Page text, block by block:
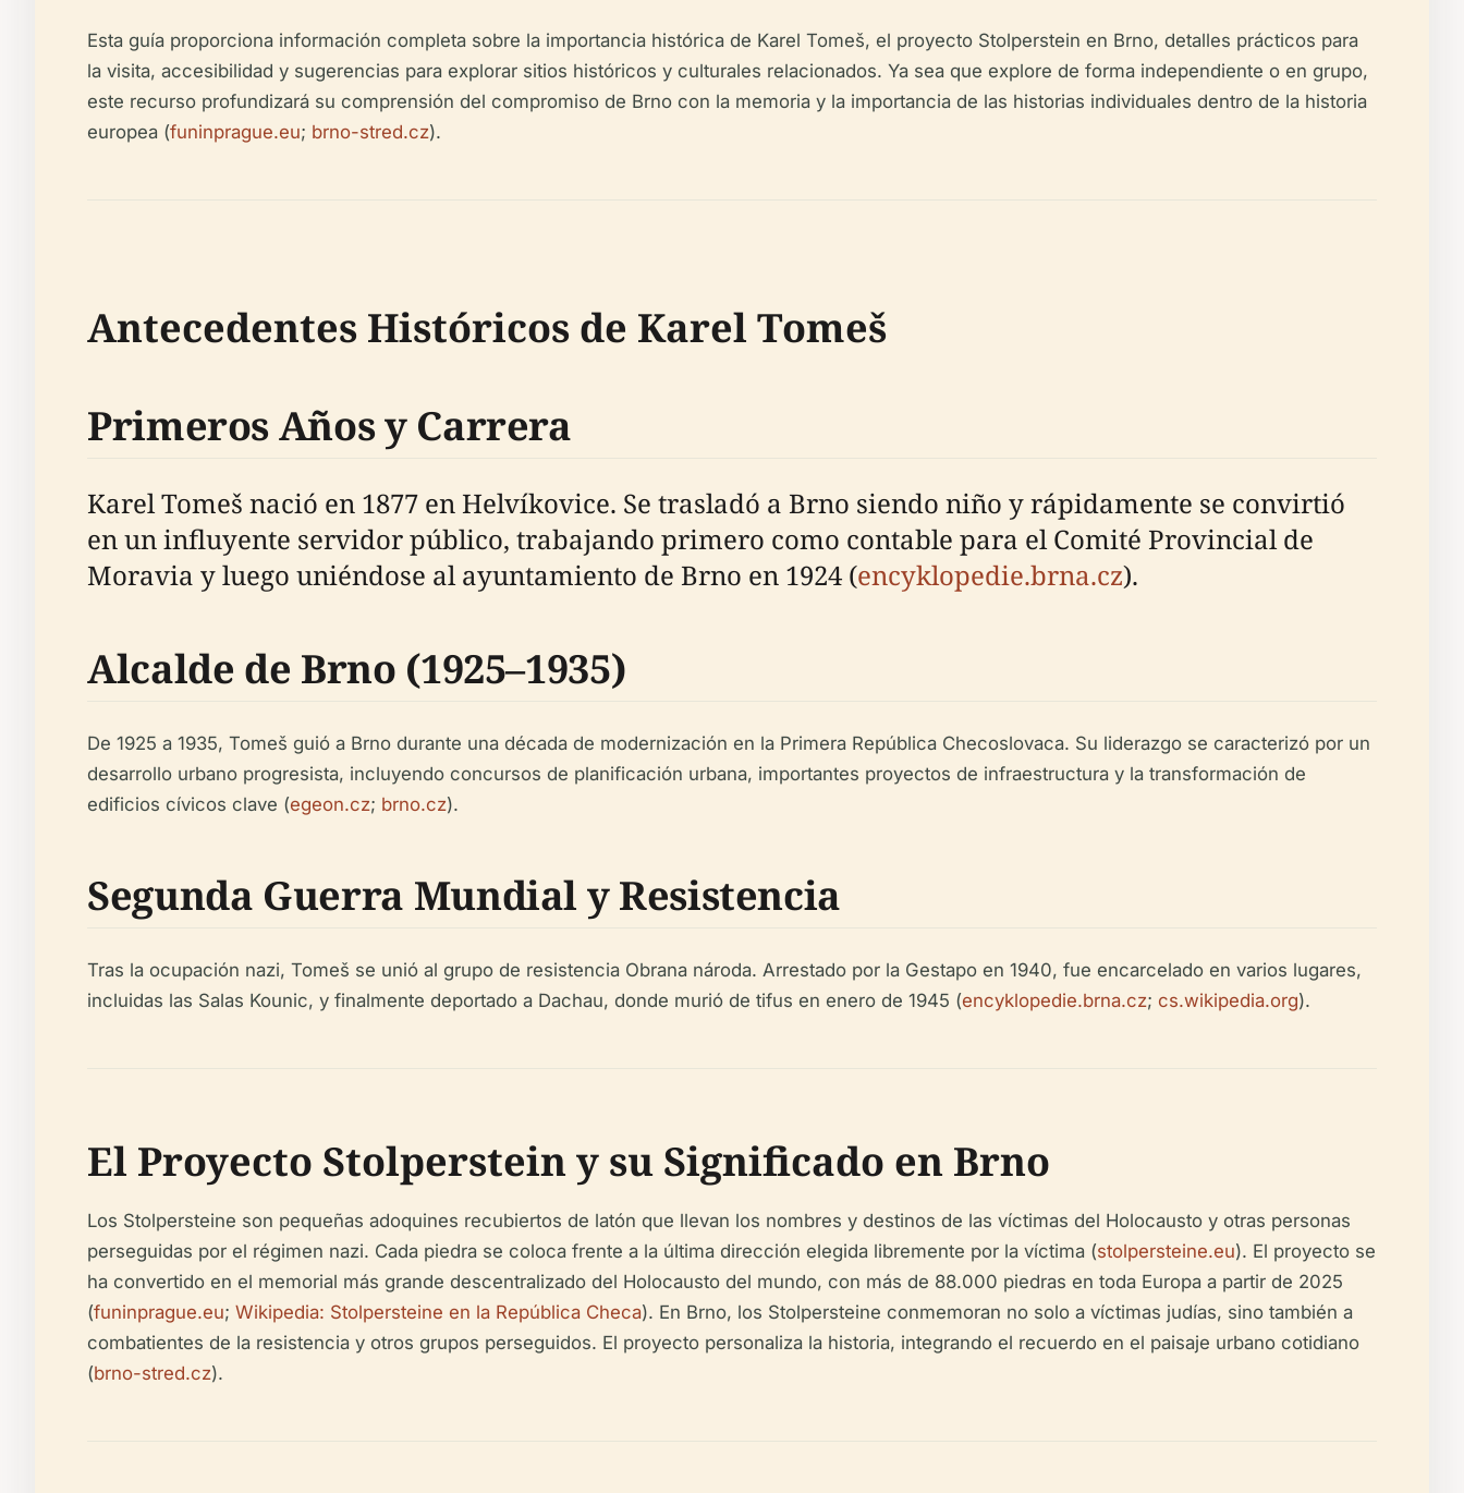
Esta guía proporciona información completa sobre la importancia histórica de Karel Tomeš, el proyecto Stolperstein en Brno, detalles prácticos para
la visita, accesibilidad y sugerencias para explorar sitios históricos y culturales relacionados. Ya sea que explore de forma independiente o en grupo,
este recurso profundizará su comprensión del compromiso de Brno con la memoria y la importancia de las historias individuales dentro de la historia
europea (funinprague.eu; brno-stred.cz).
Antecedentes Históricos de Karel Tomeš
Primeros Años y Carrera
Karel Tomeš nació en 1877 en Helvíkovice. Se trasladó a Brno siendo niño y rápidamente se convirtió
en un influyente servidor público, trabajando primero como contable para el Comité Provincial de
Moravia y luego uniéndose al ayuntamiento de Brno en 1924 (encyklopedie.brna.cz).
Alcalde de Brno (1925–1935)
De 1925 a 1935, Tomeš guió a Brno durante una década de modernización en la Primera República Checoslovaca. Su liderazgo se caracterizó por un
desarrollo urbano progresista, incluyendo concursos de planificación urbana, importantes proyectos de infraestructura y la transformación de
edificios cívicos clave (egeon.cz; brno.cz).
Segunda Guerra Mundial y Resistencia
Tras la ocupación nazi, Tomeš se unió al grupo de resistencia Obrana národa. Arrestado por la Gestapo en 1940, fue encarcelado en varios lugares,
incluidas las Salas Kounic, y finalmente deportado a Dachau, donde murió de tifus en enero de 1945 (encyklopedie.brna.cz; cs.wikipedia.org).
El Proyecto Stolperstein y su Significado en Brno
Los Stolpersteine son pequeñas adoquines recubiertos de latón que llevan los nombres y destinos de las víctimas del Holocausto y otras personas
perseguidas por el régimen nazi. Cada piedra se coloca frente a la última dirección elegida libremente por la víctima (stolpersteine.eu). El proyecto se
ha convertido en el memorial más grande descentralizado del Holocausto del mundo, con más de 88.000 piedras en toda Europa a partir de 2025
(funinprague.eu; Wikipedia: Stolpersteine en la República Checa). En Brno, los Stolpersteine conmemoran no solo a víctimas judías, sino también a
combatientes de la resistencia y otros grupos perseguidos. El proyecto personaliza la historia, integrando el recuerdo en el paisaje urbano cotidiano
(brno-stred.cz).